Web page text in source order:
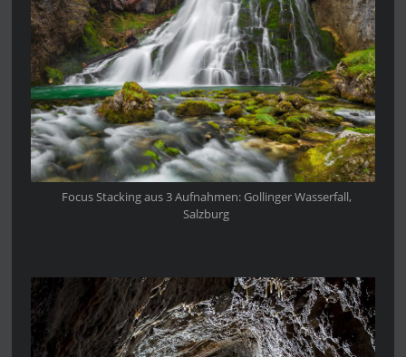
Focus Stacking aus 3 Aufnahmen: Gollinger Wasserfall,
Salzburg